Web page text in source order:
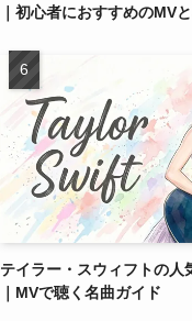
｜初心者におすすめのMV
テイラー・スウィフトの人
｜MVで聴く名曲ガイド